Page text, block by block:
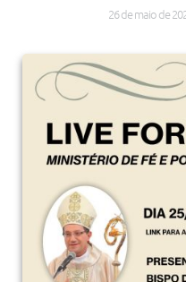
26 de maio de